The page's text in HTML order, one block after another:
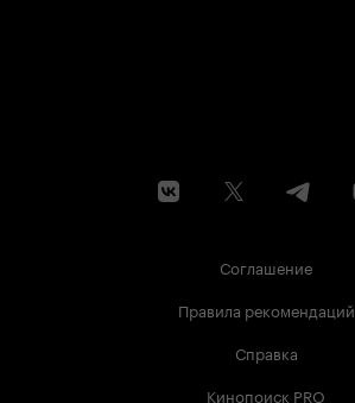
Соглашение
Правила рекомендаций
Справка
Кинопоиск PRO